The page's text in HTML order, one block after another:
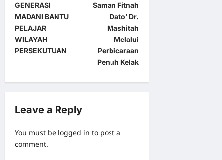
t
n
a
v
g
t
i
o
GENERASI
MADANI BANTU
PELAJAR
WILAYAH
PERSEKUTUAN
Saman Fitnah
Dato’ Dr.
Mashitah
Melalui
Perbicaraan
Penuh Kelak
Leave a Reply
You must be logged in to post a
comment.